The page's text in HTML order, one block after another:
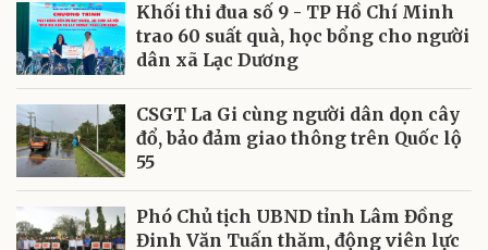
Khối thi đua số 9 - TP Hồ Chí Minh
trao 60 suất quà, học bổng cho người
dân xã Lạc Dương
CSGT La Gi cùng người dân dọn cây
đổ, bảo đảm giao thông trên Quốc lộ
55
Phó Chủ tịch UBND tỉnh Lâm Đồng
Đinh Văn Tuấn thăm, động viên lực